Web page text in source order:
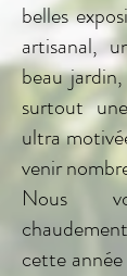
belles
artisanal,
beau
surtout
ultra
venir
Nous
cette